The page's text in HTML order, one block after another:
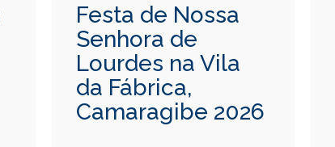
Festa de Nossa
Senhora de
Lourdes na Vila
da Fábrica,
Camaragibe 2026